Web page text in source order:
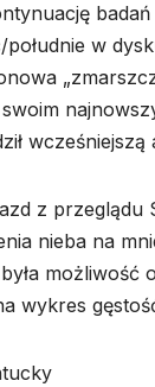
południe w
wcześniejszą
z
nieba na
wykres